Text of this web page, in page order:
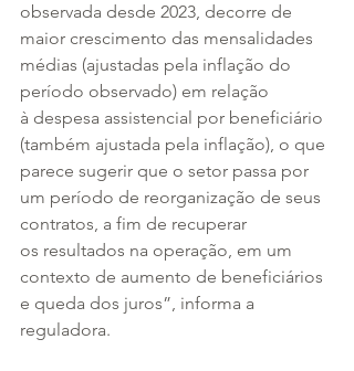
observada desde 2023, decorre de
maior crescimento das mensalidades
médias (ajustadas pela inflação do
período observado) em relação
à despesa assistencial por beneficiário
(também ajustada pela inflação), o que
parece sugerir que o setor passa por
um período de reorganização de seus
contratos, a fim de recuperar
os resultados na operação, em um
contexto de aumento de beneficiários
e queda dos juros”, informa a
reguladora.